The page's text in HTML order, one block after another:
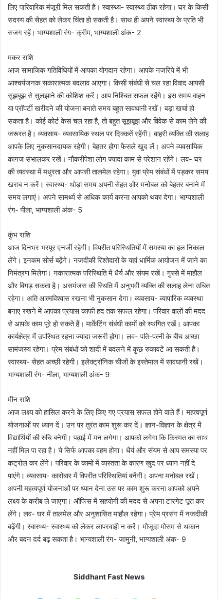
लिए पारिवारिक मंजूरी मिल सकती है। स्वास्थ्य- स्वास्थ्य ठीक रहेगा। घर के किसी
सदस्य की सेहत को लेकर चिंता हो सकती है। साथ ही अपने स्वास्थ्य के प्रति भी
सजग रहें। भाग्यशाली रंग- क्रीम, भाग्यशाली अंक- 2
मकर राशि
आज सामाजिक गतिविधियों में आपका योगदान रहेगा। आपके नजरिये में भी
आश्चर्यजनक सकारात्मक बदलाव आएगा। किसी संबंधी से चल रहा विवाद आपसी
सूझबूझ से सुलझाने की कोशिश करें। आप निश्चित सफल रहेंगे। इस समय वाहन
या प्रॉपर्टी खरीदने की योजना बनाते समय बहुत सावधानी रखें। बड़ा खर्चा हो
सकता है। कोई कोर्ट केस चल रहा है, तो बहुत सूझबूझ और विवेक से काम लेने की
जरूरत है। व्यवसाय- व्यवसायिक स्थल पर दिक्कतें रहेंगी। बाहरी व्यक्ति की सलाह
आपके लिए नुकसानदायक रहेगी। बेहतर होगा फैसले खुद लें। अपने व्यवसायिक
कागज संभालकर रखें। नौकरीपेशा लोग ज्यादा काम से परेशान रहेंगे। लव- घर
की व्यवस्था में मधुरता और आपसी तालमेल रहेगा। युवा प्रेम संबंधों में पड़कर समय
खराब न करें। स्वास्थ्य- थोड़ा समय अपनी सेहत और मनोबल को बेहतर बनाने में
समय लगाएं। अपने सामर्थ्य से अधिक कार्य करना आपको थका देगा। भाग्यशाली
रंग- पीला, भाग्यशाली अंक- 5
कुंभ राशि
आज दिनभर भरपूर एनर्जी रहेगी। विपरीत परिस्थितियों में समस्या का हल निकाल
लेंगे। इनकम सोर्स बढ़ेंगे। नजदीकी रिश्तेदारों के यहां धार्मिक आयोजन में जाने का
निमंत्रण मिलेगा। नकारात्मक परिस्थिति में धैर्य और संयम रखें। गुस्से में माहौल
और बिगड़ सकता है। असमंजस की स्थिति में अनुभवी व्यक्ति की सलाह लेना उचित
रहेगा। अति आत्मविश्वास रखना भी नुकसान देगा। व्यवसाय- व्यापारिक व्यवस्था
बनाए रखने में आपका प्रयास काफी हद तक सफल रहेगा। परिवार वालों की मदद
से आपके काम पूरे हो सकते हैं। मार्केटिंग संबंधी कामों को स्थगित रखें। आपका
कार्यक्षेत्र में उपस्थित रहना ज्यादा जरूरी होगा। लव- पति-पत्नी के बीच अच्छा
सामंजस्य रहेगा। प्रेम संबंधों को शादी में बदलने में कुछ रुकावटें आ सकती हैं।
स्वास्थ्य- सेहत अच्छी रहेगी। इलेक्ट्रॉनिक चीजों के इस्तेमाल में सावधानी रखें।
भाग्यशाली रंग- नीला, भाग्यशाली अंक- 9
मीन राशि
आज लक्ष्य को हासिल करने के लिए किए गए प्रयास सफल होने वाले हैं। महत्वपूर्ण
योजनाओं पर ध्यान दें। उन पर तुरंत काम शुरू कर दें। ज्ञान-विज्ञान के क्षेत्र में
विद्यार्थियों की रुचि बनेगी। पढ़ाई में मन लगेगा। आपको लगेगा कि किस्मत का साथ
नहीं मिल पा रहा है। ये सिर्फ आपका वहम होगा। धैर्य और संयम से आप समस्या पर
कंट्रोल कर लेंगे। परिवार के कामों में व्यस्तता के कारण खुद पर ध्यान नहीं दे
पाएंगे। व्यवसाय- कारोबार में विपरीत परिस्थितियां बनेंगी। अपना मनोबल रखें।
अपनी महत्वपूर्ण योजनाओं पर ध्यान देना उस पर काम शुरू करना आपको अपने
लक्ष्य के करीब ले जाएगा। ऑफिस में सहयोगी की मदद से अपना टारगेट पूरा कर
लेंगे। लव- घर में तालमेल और अनुशासित माहौल रहेगा। प्रेम प्रसंग में नजदीकी
बढ़ेंगी। स्वास्थ्य- स्वास्थ्य को लेकर लापरवाही न करें। मौजूदा मौसम से थकान
और बदन दर्द बढ़ सकता है। भाग्यशाली रंग- जामुनी, भाग्यशाली अंक- 9
Siddhant Fast News